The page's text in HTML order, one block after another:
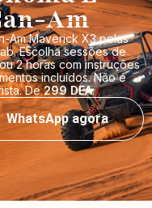
Am
Am Maverick X3 pelas
Escolha sessões de
2 horas com instruções
incluídos. Não é
De299 DEA.
WhatsApp agora